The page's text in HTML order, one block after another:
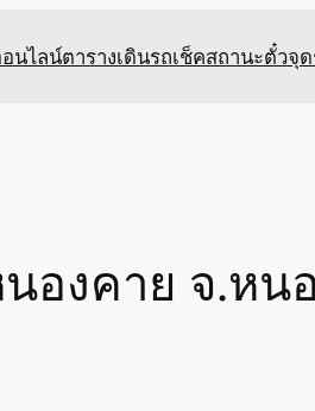
นไลน์ตารางเดินรถเช็คสถานะตั๋วจุ
องคาย จ.หน